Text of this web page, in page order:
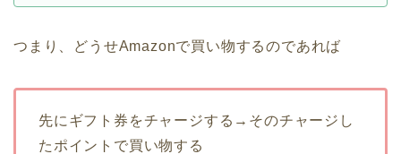
つまり、どうせAmazonで買い物するのであれば
先にギフト券をチャージする→そのチャージし
たポイントで買い物する